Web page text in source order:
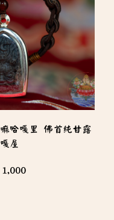
哈嘎里 佛首純甘露
屋